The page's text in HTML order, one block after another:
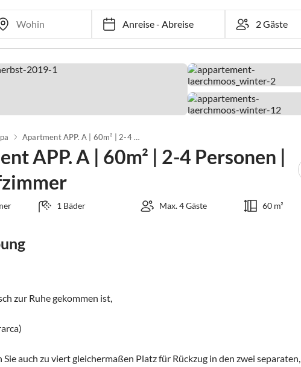
Anreise-Abreise
Apartment APP. A | 60m² | 2-4 Personen | 2 Schlafzimmer
APP. A | 60m² | 2-4 Personen |
1 Bäder Max. 4 Gäste 60 m²
zur Ruhe gekommen ist,
Sie auch zu viert gleichermaßen Platz für Rückzug in den zwei separaten,